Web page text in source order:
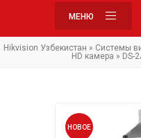
МЕНЮ
Hikvision Узбекистан » Системы
HD камера » DS-
НОВОЕ